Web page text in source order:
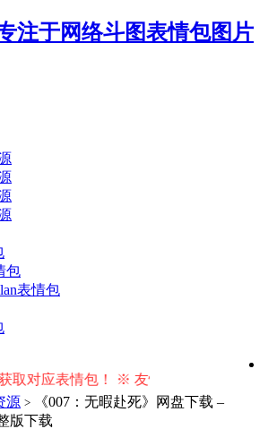
注于网络斗图表情包图片
包
表情包
情包！ ※ 友情提示：右上角输入搜索词
源 >
《007：无暇赴死》网盘下载 –
版下载